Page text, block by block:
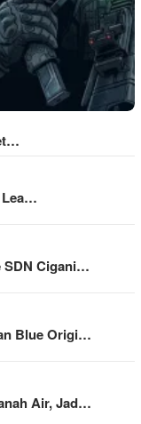
Lea…
SDN Cigani…
Blue Origi…
Air, Jad…